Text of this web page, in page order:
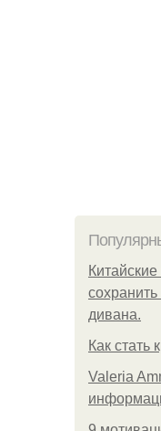
дивана.
Как стать
Valeria